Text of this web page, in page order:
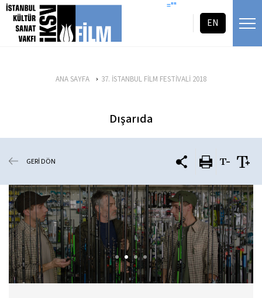
icerigi atla =""
EN
ANA SAYFA 37. İSTANBUL FİLM FESTİVALİ 2018
Dışarıda
GERİ DÖN